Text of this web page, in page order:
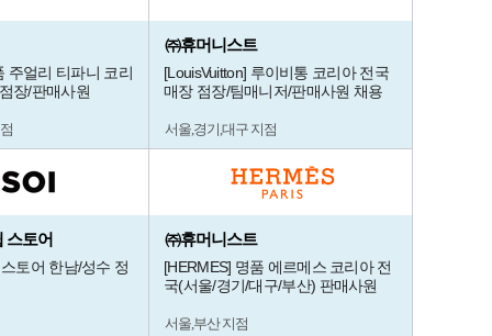
주얼리 티파니 코리
장/판매사원
㈜휴머니스트
[LouisVuitton] 루이비통 코리아 전국
매장 점장/팀매니저/판매사원 채용
서울,경기,대구 지점
스토어
토어 한남/성수 정
㈜휴머니스트
[HERMES] 명품 에르메스 코리아 전
국(서울/경기/대구/부산) 판매사원
서울,부산 지점